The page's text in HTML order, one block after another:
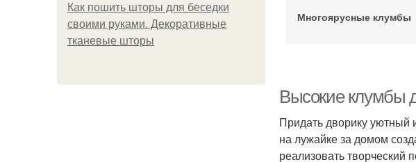
Как пошить шторы для беседки
своими руками. Декоративные
тканевые шторы
Многоярусные клумбы
Высокие клумбы
Придать дворику уютный
на лужайке за домом
реализовать